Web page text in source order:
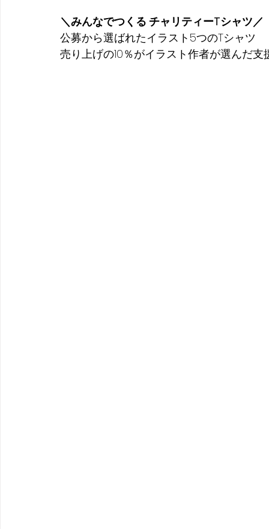
＼みんなでつくる チャリティーTシャツ／
公募から選ばれたイラスト5つのTシャツ
売り上げの10％がイラスト作者が選んだ